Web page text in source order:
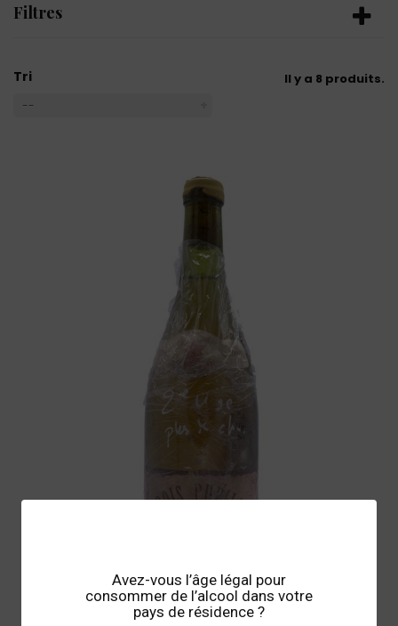
Avez-vous l’âge légal pour
consommer de l’alcool dans votre
pays de résidence ?
Filtres
Tri
--
Il y a 8 produits.